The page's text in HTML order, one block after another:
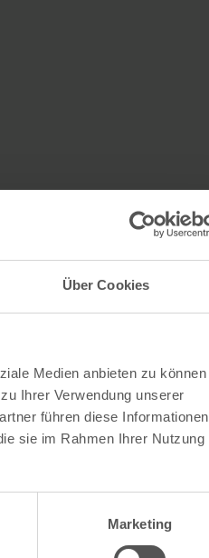
Über Cookies
Medien anbieten zu können
Ihrer Verwendung unserer
führen diese Informationen
sie im Rahmen Ihrer Nutzung
Marketing